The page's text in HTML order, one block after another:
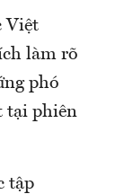
Việt
làm rõ
phó
tại phiên
tập